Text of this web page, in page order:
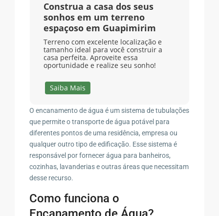
Construa a casa dos seus
sonhos em um terreno
espaçoso em Guapimirim
Terreno com excelente localização e
tamanho ideal para você construir a
casa perfeita. Aproveite essa
oportunidade e realize seu sonho!
Saiba Mais
O encanamento de água é um sistema de tubulações
que permite o transporte de água potável para
diferentes pontos de uma residência, empresa ou
qualquer outro tipo de edificação. Esse sistema é
responsável por fornecer água para banheiros,
cozinhas, lavanderias e outras áreas que necessitam
desse recurso.
Como funciona o